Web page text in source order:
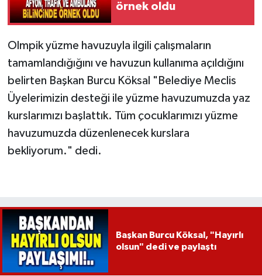
örnek oldu
Olmpik yüzme havuzuyla ilgili çalışmaların
tamamlandığığını ve havuzun kullanıma açıldığını
belirten Başkan Burcu Köksal "Belediye Meclis
Üyelerimizin desteği ile yüzme havuzumuzda yaz
kurslarımızı başlattık. Tüm çocuklarımızı yüzme
havuzumuzda düzenlenecek kurslara
bekliyorum." dedi.
Başkan Burcu Köksal, "Hayırlı
olsun" dedi ve paylaştı